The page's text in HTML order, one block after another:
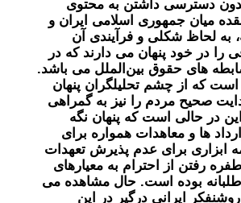
دسترسی داشتن به محتوی
میان جمهوری اسلامی ایران و
به لحاظ شکلی و فرآیندی آن
را در خود پنهان می دارند که در
های حقوق بین‌الملل می باشد.
است که از چشم تحلیلگران پنهان
صحیح مردم را نیز به گمراهی
در حالی است که پنهان نگه
ها و معاهدات همواره برای
ابزاری برای عدم پذیرش تعهدات
رفتن از احترام به معیارهای
بوده است. حال مشاهده می
ایرانی درگیر در این